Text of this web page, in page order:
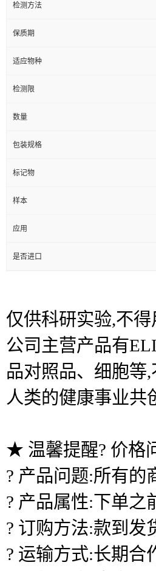
检测方法
保质期
适应物种
检测限
数量
包装规格
标记物
样本
应用
是否进口
仅供科研实验,不
公司主营产品有
品对照品、细胞等
人类的健康事业共
★ 温馨提醒? 价格
? 产品问题:所有的
? 产品属性:下单之
? 订购方法:款到发
? 运输方式:长期合